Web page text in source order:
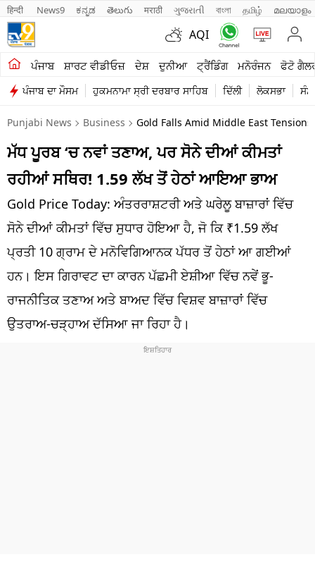
हिन्दी News9 ಕನ್ನಡ తెలుగు मराठी ગુજરાતી বাংলা தமிழ் മലയാളം
AQI
ਪੰਜਾਬ ਸ਼ਾਰਟ ਵੀਡੀਓਜ਼ ਦੇਸ਼ ਦੁਨੀਆ ਟ੍ਰੈਂਡਿੰਗ ਮਨੋਰੰਜਨ ਫੋਟੋ
ਪੰਜਾਬ ਦਾ ਮੌਸਮ ਹੁਕਮਨਾਮਾ ਸ੍ਰੀ ਦਰਬਾਰ ਸਾਹਿਬ ਦਿੱਲੀ ਲੋਕਸਭਾ
ਖੇਤੀਬਾੜੀ
ਸ਼ਾਰਟ ਵੀਡੀਓਜ਼
ਕਾਰੋਬਾਰ
ਕਰਿਅਰ
ਦੇਸ਼
ਲਾਈਫ ਸਟਾਈਲ
ਪੰਜਾਬ
ਧਰਮ
Punjabi News Business Gold Falls Amid Middle East
ਮੱਧ ਪੂਰਬ ‘ਚ ਨਵਾਂ ਤਣਾਅ, ਪਰ ਸੋਨੇ ਦੀਆਂ ਕੀਮਤਾਂ
ਰਹੀਆਂ ਸਥਿਰ! 1.59 ਲੱਖ ਤੋਂ ਹੇਠਾਂ ਆਇਆ ਭਾਅ
Gold Price Today: ਅੰਤਰਰਾਸ਼ਟਰੀ ਅਤੇ ਘਰੇਲੂ ਬਾਜ਼ਾਰਾਂ ਵਿੱਚ
ਸੋਨੇ ਦੀਆਂ ਕੀਮਤਾਂ ਵਿੱਚ ਸੁਧਾਰ ਹੋਇਆ ਹੈ, ਜੋ ਕਿ ₹1.59 ਲੱਖ
ਪ੍ਰਤੀ 10 ਗ੍ਰਾਮ ਦੇ ਮਨੋਵਿਗਿਆਨਕ ਪੱਧਰ ਤੋਂ ਹੇਠਾਂ ਆ ਗਈਆਂ
ਹਨ। ਇਸ ਗਿਰਾਵਟ ਦਾ ਕਾਰਨ ਪੱਛਮੀ ਏਸ਼ੀਆ ਵਿੱਚ ਨਵੇਂ ਭੂ-
ਰਾਜਨੀਤਿਕ ਤਣਾਅ ਅਤੇ ਬਾਅਦ ਵਿੱਚ ਵਿਸ਼ਵ ਬਾਜ਼ਾਰਾਂ ਵਿੱਚ
ਉਤਰਾਅ-ਚੜ੍ਹਾਅ ਦੱਸਿਆ ਜਾ ਰਿਹਾ ਹੈ।